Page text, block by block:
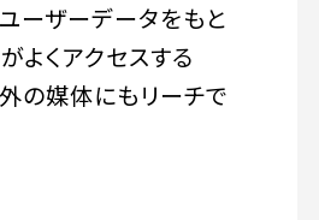
ーザーデータをもと
よくアクセスする
の媒体にもリーチで